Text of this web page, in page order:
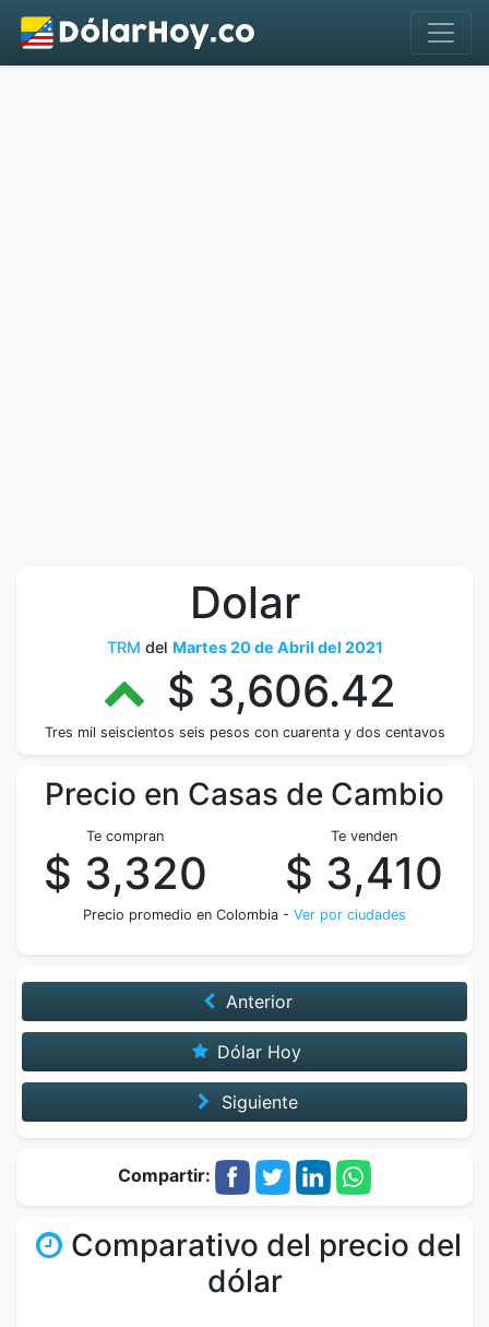
Dolar
TRM del Martes 20 de Abril del 2021
$ 3,606.42
Tres mil seiscientos seis pesos con cuarenta y dos centavos
Precio en Casas de Cambio
Te compran
$ 3,320
Te venden
$ 3,410
Precio promedio en Colombia - Ver por ciudades
Anterior
Dólar Hoy
Siguiente
Compartir:
Comparativo del precio del
dólar